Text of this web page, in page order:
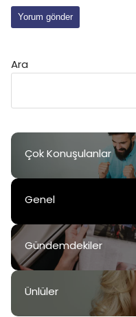
Ara
Çok Konuşulanlar
Genel
Gündemdekiler
Ünlüler